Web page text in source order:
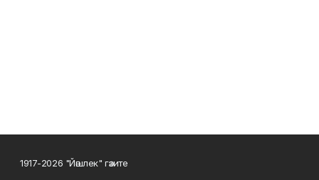
1917-2026 "Йәшлек" гәзите